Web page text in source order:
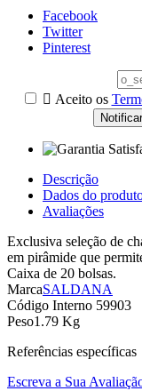
Facebook
Twitter
Pinterest
 Aceito os
Descrição
Dados do
Avaliações
Exclusiva seleção de
em pirâmide que
Caixa de 20 bolsas.
MarcaSALDANA
Código Interno 59903
Peso1.79 Kg
Referências específicas
Escreva a Sua